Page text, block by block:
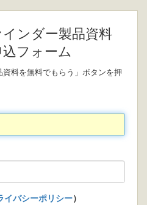
ンダー製品資料
フォーム
料を無料でもらう」ボタンを押
イバシーポリシー）